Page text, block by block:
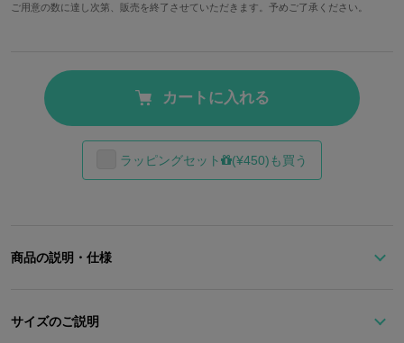
ご用意の数に達し次第、販売を終了させていただきます。予めご了承ください。
カートに入れる
ラッピングセット (¥450)も買う
商品の説明・仕様
サイズのご説明